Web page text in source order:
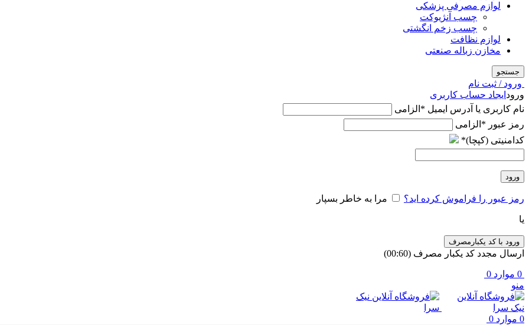
لوازم مصرفی پزشکی
چسب آنژیوکت
چسب زخم انگشتی
لوازم نظافت
مخازن زباله صنعتی
جستجو
ورود / ثبت نام
ورود ایجاد حساب کاربری
نام کاربری یا آدرس ایمیل * الزامی
رمز عبور * الزامی
کدامنیتی (کپچا)*
ورود
رمز عبور را فراموش کرده اید؟ مرا به خاطر بسپار
یا
ورود با کد یکبارمصرف
ارسال مجدد کد یکبار مصرف (00:
60
)
0 موارد 0
منو
0 موارد 0